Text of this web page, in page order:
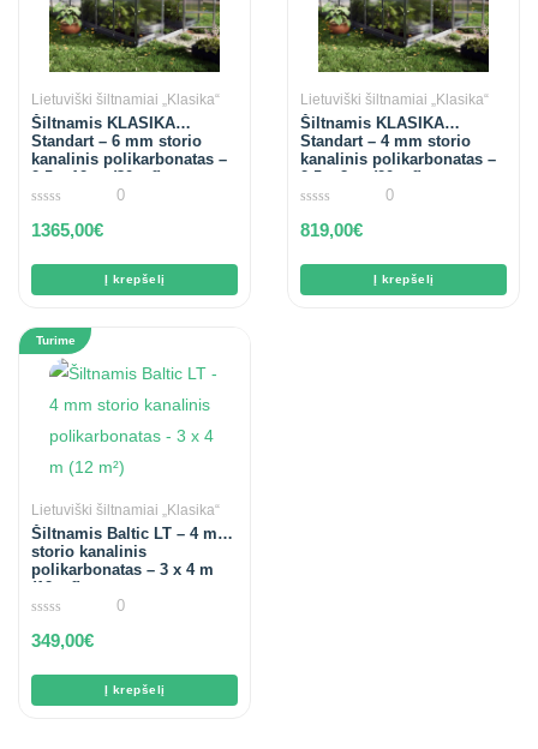
Lietuviški šiltnamiai „Klasika“
Šiltnamis KLASIKA
Standart – 6 mm storio
kanalinis polikarbonatas –
2,5 x 12 m (30 m²)
out
0
1365,00€
Į krepšelį
Lietuviški šiltnamiai „Klasika“
Šiltnamis KLASIKA
Standart – 4 mm storio
kanalinis polikarbonatas –
2,5 x 8 m (20 m²)
out
0
819,00€
Į krepšelį
Turime
Lietuviški šiltnamiai „Klasika“
Šiltnamis Baltic LT – 4 mm
storio kanalinis
polikarbonatas – 3 x 4 m
(12 m²)
out
0
349,00€
Į krepšelį